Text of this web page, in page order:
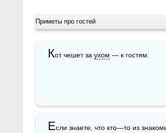
Приметы про гостей
Кот чешет за ухом — к гостям.
Если знаете, что кто—то из